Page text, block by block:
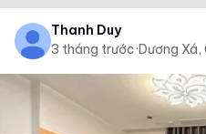
Thanh Duy
3 tháng trước·Dương Xá,